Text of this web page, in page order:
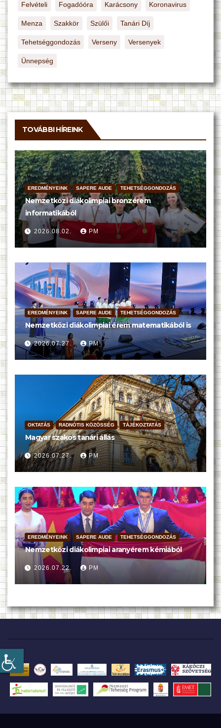
Felvételi Fogadóóra Karácsony Koronavirus
Menza Szakkör Szülői Tanári Díj
Tehetséggondozás Verseny Versenyek
Ünnepség
TOVÁBBI HÍREINK
EREDMÉNYEINK SAPERE AUDE TEHETSÉGGONDOZÁS
Nemzetközi diákolimpiai bronzérem
informatikából
2026.08.02. PM
EREDMÉNYEINK SAPERE AUDE TEHETSÉGGONDOZÁS
Nemzetközi diákolimpiai érem matematikából is
2026.07.27. PM
OKTATÁS RADNÓTIS KÖZÖSSÉG TÁJÉKOZTATÁS
Magyar szakos tanári állás
2026.07.27. PM
EREDMÉNYEINK SAPERE AUDE TEHETSÉGGONDOZÁS
Nemzetközi diákolimpiai aranyérem kémiából
2026.07.22. PM